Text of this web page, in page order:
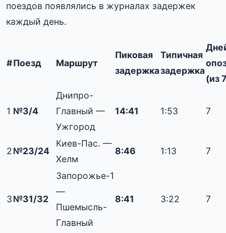
поездов появлялись в журналах задержек
каждый день.
#Поезд Маршрут
Пиковая
задержка
Типичная
задержка
(из
1 №3/4
Днипро-
Главный —
Ужгород
14:41 1:53 7
2№23/24
Киев-Пас. —
Хелм
8:46 1:13 7
3№31/32
Запорожье-1
—
Пшемысль-
Главный
8:41 3:22 7